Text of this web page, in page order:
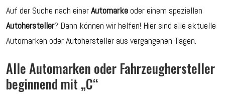
Auf der Suche nach einerAutomarkeoder einem speziellen
Autohersteller? Dann können wir helfen! Hier sind alle aktuelle
Automarken oder Autohersteller aus vergangenen Tagen.
Alle Automarken oder Fahrzeughersteller
beginnend mit „C“